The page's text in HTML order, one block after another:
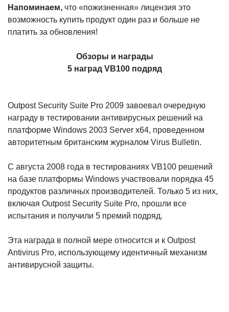
Напоминаем, что «пожизненная» лицензия это
возможность купить продукт один раз и больше не
платить за обновления!
Обзоры и награды
5 наград VB100 подряд
Outpost Security Suite Pro 2009 завоевал очередную
награду в тестировании антивирусных решений на
платформе Windows 2003 Server x64, проведенном
авторитетным британским журналом Virus Bulletin.
С августа 2008 года в тестированиях VB100 решений
на базе платформы Windows участвовали порядка 45
продуктов различных производителей. Только 5 из них,
включая Outpost Security Suite Pro, прошли все
испытания и получили 5 премий подряд.
Эта награда в полной мере относится и к Outpost
Antivirus Pro, использующему идентичный механизм
антивирусной защиты.